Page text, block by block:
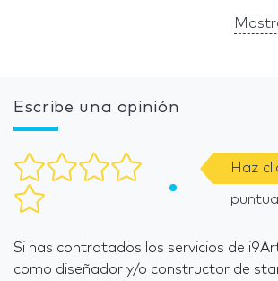
Escribe una opinión
Haz
Si has contratados los servicios de
como diseñador y/o constructor de